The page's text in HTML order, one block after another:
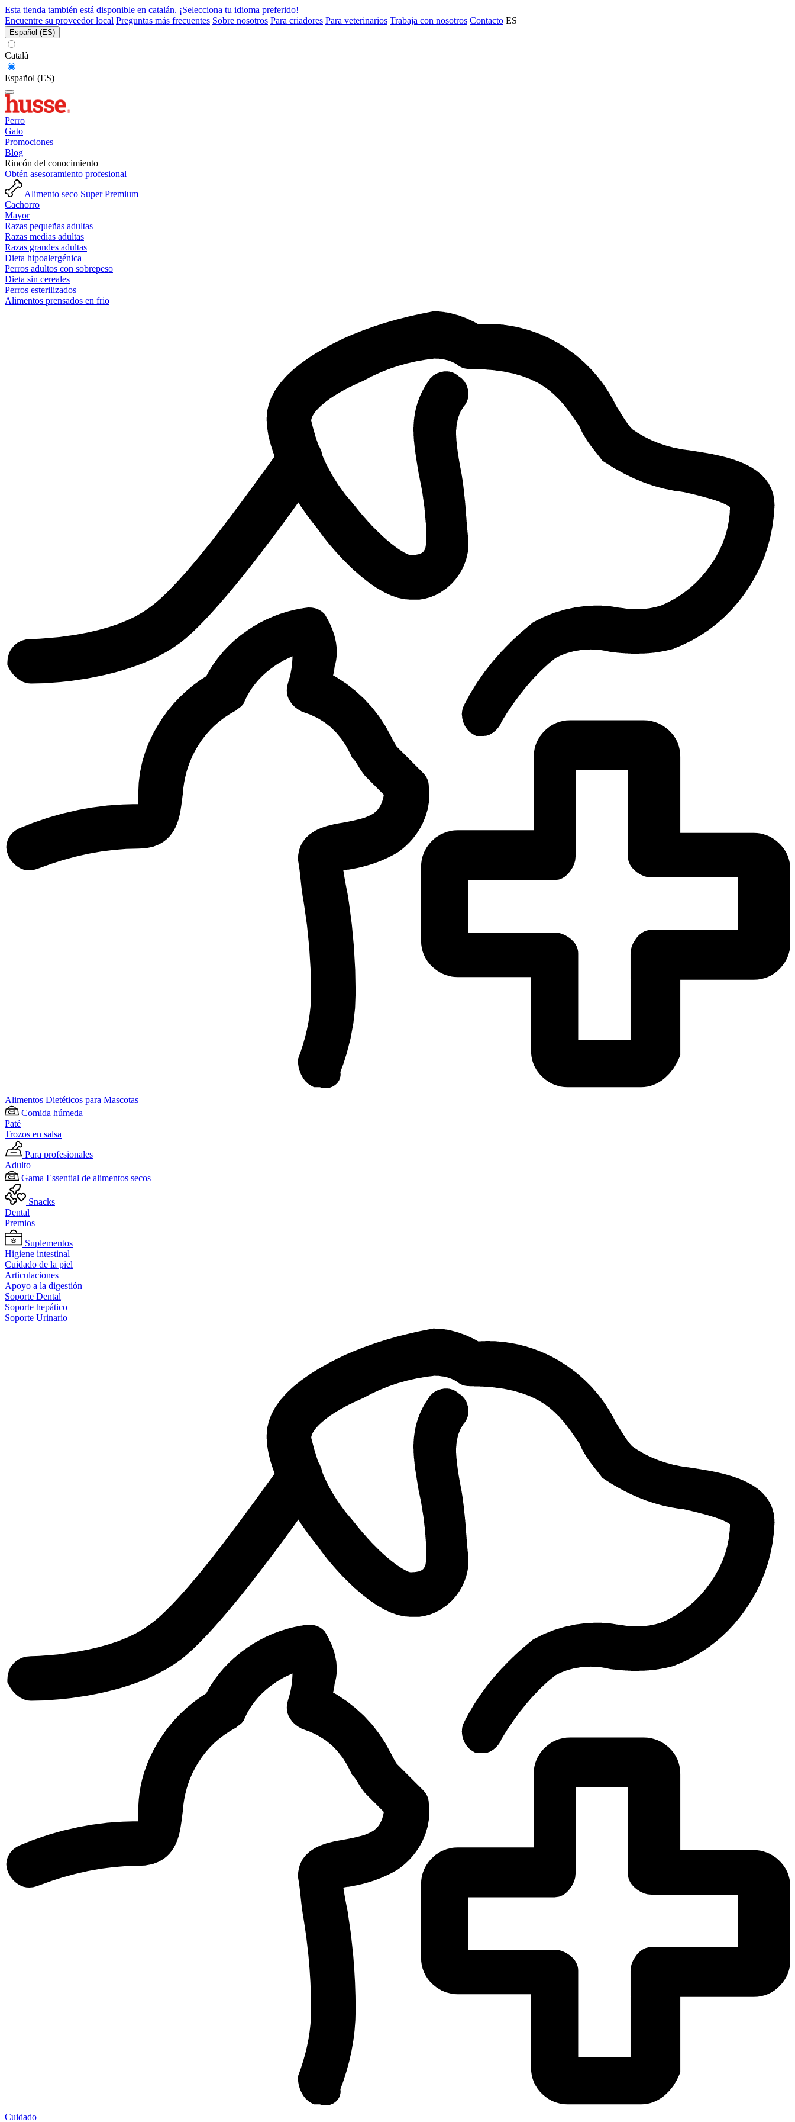
Esta tienda también está disponible en catalán. ¡Selecciona tu idioma preferido!
Encuentre su proveedor local Preguntas más frecuentes Sobre nosotros Para criadores Para veterinarios Trabaja con nosotros Contacto ES
Español (ES)
Català
Español (ES)
Perro
Gato
Promociones
Blog
Rincón del conocimiento
Obtén asesoramiento profesional
Alimento seco Super Premium
Cachorro
Mayor
Razas pequeñas adultas
Razas medias adultas
Razas grandes adultas
Dieta hipoalergénica
Perros adultos con sobrepeso
Dieta sin cereales
Perros esterilizados
Alimentos prensados en frio
Alimentos Dietéticos para Mascotas
Comida húmeda
Paté
Trozos en salsa
Para profesionales
Adulto
Gama Essential de alimentos secos
Snacks
Dental
Premios
Suplementos
Higiene intestinal
Cuidado de la piel
Articulaciones
Apoyo a la digestión
Soporte Dental
Soporte hepático
Soporte Urinario
Cuidado